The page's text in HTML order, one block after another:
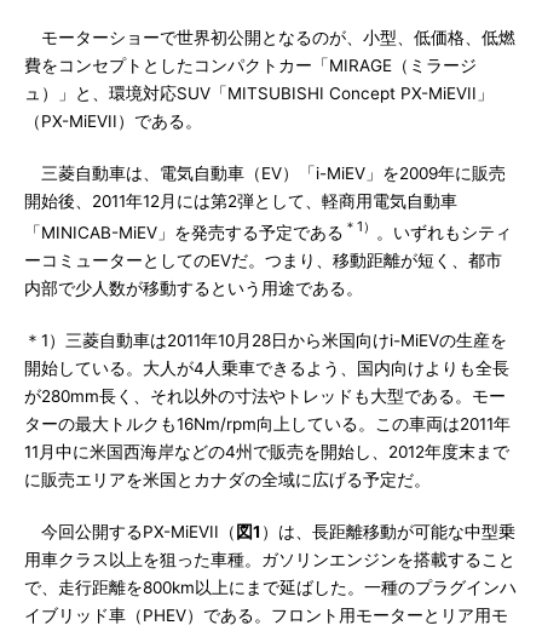
モーターショーで世界初公開となるのが、小型、低価格、低燃
費をコンセプトとしたコンパクトカー「MIRAGE（ミラージ
ュ）」と、環境対応SUV「MITSUBISHI Concept PX-MiEVII」
（PX-MiEVII）である。
三菱自動車は、電気自動車（EV）「i-MiEV」を2009年に販売
開始後、2011年12月には第2弾として、軽商用電気自動車
「MINICAB-MiEV」を発売する予定である ＊1）
。いずれもシティ
ーコミューターとしてのEVだ。つまり、移動距離が短く、都市
内部で少人数が移動するという用途である。
＊1）三菱自動車は2011年10月28日から米国向けi-MiEVの生産を
開始している。大人が4人乗車できるよう、国内向けよりも全長
が280mm長く、それ以外の寸法やトレッドも大型である。モー
ターの最大トルクも16Nm/rpm向上している。この車両は2011年
11月中に米国西海岸などの4州で販売を開始し、2012年度末まで
に販売エリアを米国とカナダの全域に広げる予定だ。
今回公開するPX-MiEVII（図1 ）は、長距離移動が可能な中型乗
用車クラス以上を狙った車種。ガソリンエンジンを搭載すること
で、走行距離を800km以上にまで延ばした。一種のプラグインハ
イブリッド車（PHEV）である。フロント用モーターとリア用モ